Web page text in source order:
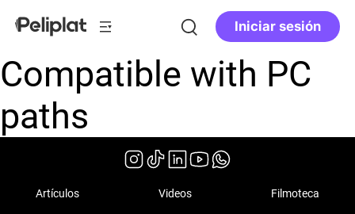
Iniciar sesión
Compatible with PC
paths
Artículos Videos Filmoteca